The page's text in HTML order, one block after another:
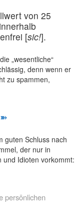
von 25
[sic!].
„wesentliche“
denn wenn er
zu spammen,
guten Schluss nach
der nur in
und Idioten vorkommt:
persönlichen